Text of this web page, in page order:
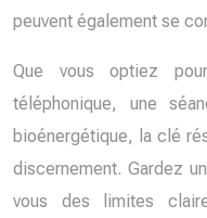
peuvent également se
Que vous optiez
téléphonique, une
bioénergétique, la clé
discernement. Gardez
vous des limites